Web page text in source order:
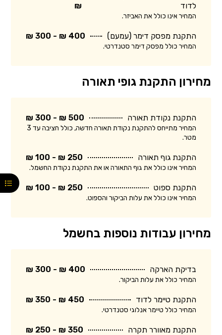
לדוד
₪
המחיר אינו כולל את האביזר.
התקנת מפסק דימר (עמעם) 400 ₪ - 300 ₪
המחיר כולל מפסק דימר סטנדרטי.
מחירון התקנת גופי תאורה
התקנת נקודת תאורה 500 ₪ - 300 ₪
המחיר מתייחס להתקנת נקודת תאורה חדשה, כולל חציבה עד 3
מטר.
התקנת גוף תאורה 250 ₪ - 100 ₪
המחיר אינו כולל את גוף התאורה או את התקנת נקודת החשמל.
התקנת ספוט 250 ₪ - 100 ₪
המחיר אינו כולל את עלות הביקור והספוט.
מחירון עבודות נוספות בחשמל
בדיקת הארקה 400 ₪ - 300 ₪
המחיר כולל את עלות הביקור.
התקנת טיימר לדוד 450 ₪ - 350 ₪
המחיר כולל טיימר אנלוגי סטנדרטי.
התקנת מאוורר תקרה 350 ₪ - 250 ₪